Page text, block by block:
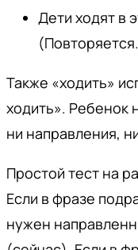
Дети ходят в
Также «ходить»
ходить». Ребенок
ни направления,
Простой тест на
Если в фразе
нужен